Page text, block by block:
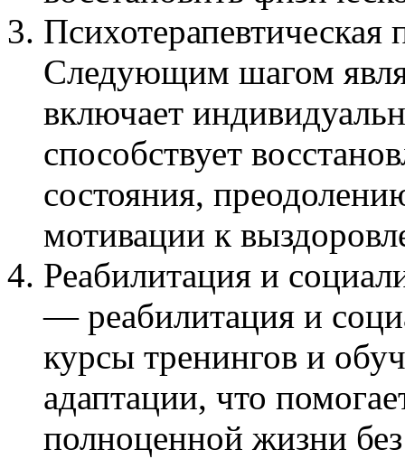
Психотерапевтическая
Следующим шагом
включает
способствует
состояния,
мотивации к
Реабилитация и
— реабилитация и
курсы тренингов и
адаптации, что
полноценной жизни